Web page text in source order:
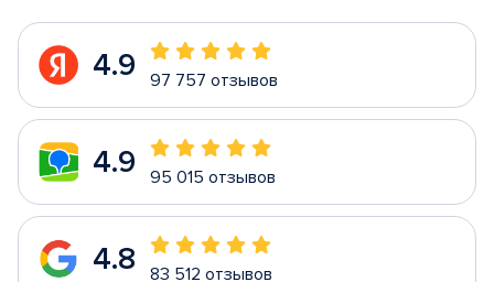
4.9 97 757 отзывов
4.9 95 015 отзывов
4.8 83 512 отзывов